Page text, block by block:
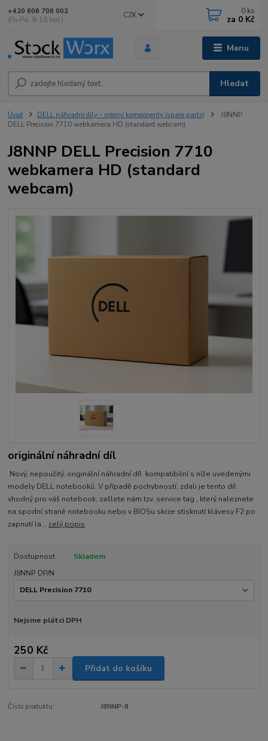
Menu
CZK
Hledat
+420 606 706 002
(Po-Pá, 9-18 hod.)
0 ks
za 0 Kč
Úvod DELL náhradní díly - interní komponenty (spare parts)
J8NNP
DELL Precision 7710 webkamera HD (standard webcam)
J8NNP DELL Precision 7710
webkamera HD (standard
webcam)
originální náhradní díl
Nový, nepoužitý, originální náhradní díl kompatibilní s níže uvedenými
modely DELL notebooků. V případě pochybností, zdali je tento díl
vhodný pro váš notebook, zašlete nám tzv. service tag , který naleznete
na spodní straně notebooku nebo v BIOSu skrze stisknutí klávesy F2 po
zapnutí la... celý popis
Dostupnost
Skladem
J8NNP DP/N
Nejsme plátci DPH
250 Kč
Přidat do košíku
Číslo produktu: J8NNP-8